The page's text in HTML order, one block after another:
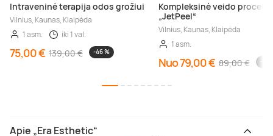
Intraveninė terapija odos grožiui
Vilnius, Kaunas, Klaipėda
1 asm.
iki 1 val.
75,00 € 139,00 € -46 %
Kompleksinė veido
„JetPeel“
Vilnius, Kaunas, Klaipėda
1 asm.
Nuo 79,00 € 89,00 €
Apie „Era Esthetic“